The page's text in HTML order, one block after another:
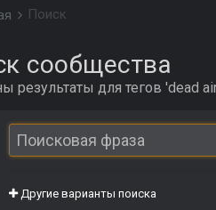
Поиск
сообщества
результаты для тегов 'dead
Другие варианты поиска